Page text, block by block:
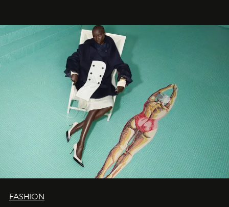
un’impronta indelebile nella storia della moda.
FASHION